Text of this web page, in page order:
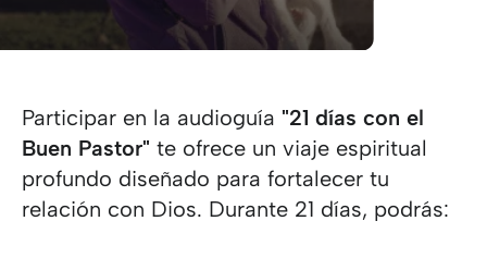
Participar en la audioguía "21 días con el
Buen Pastor" te ofrece un viaje espiritual
profundo diseñado para fortalecer tu
relación con Dios. Durante 21 días, podrás: